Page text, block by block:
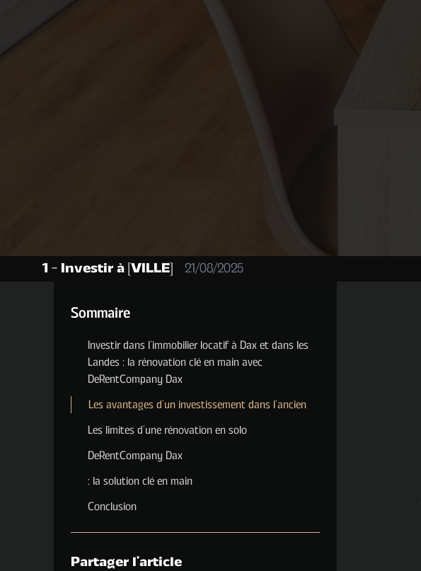
1 - Investir à [VILLE] 21/08/2025
Sommaire
Investir dans l’immobilier locatif à Dax et dans les
Landes : la rénovation clé en main avec
DeRentCompany Dax
Les avantages d’un investissement dans l’ancien
Les limites d’une rénovation en solo
DeRentCompany Dax
: la solution clé en main
Conclusion
Partager l'article